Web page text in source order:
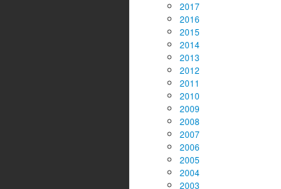
2017
2016
2015
2014
2013
2012
2011
2010
2009
2008
2007
2006
2005
2004
2003